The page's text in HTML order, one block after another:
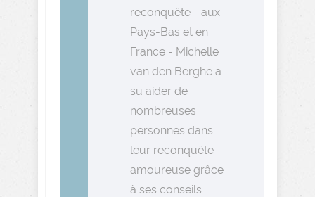
reconquête - aux
Pays-Bas et en
France - Michelle
van den Berghe a
su aider de
nombreuses
personnes dans
leur reconquête
amoureuse grâce
à ses conseils